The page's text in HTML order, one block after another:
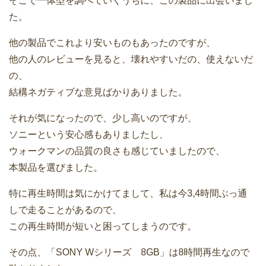
た。
他の製品でこれより安いものもあったのですが、
他の人のレビューを見ると、壊れやすいだの、使えないだ
の、
結構ネガティブな意見ばかりありました。
それが気になったので、少し高いのですが、
ソニーという安心感もありましたし、
ウォークマンの品質の良さも感じていましたので、
本製品を選びました。
特に再生時間は気にかけてまして、私は今3,4時間ぶっ通
しで走ることがあるので、
この再生時間が短いと困ってしまうのです。
その点、「SONY Wシリーズ 8GB」は8時間再生なので